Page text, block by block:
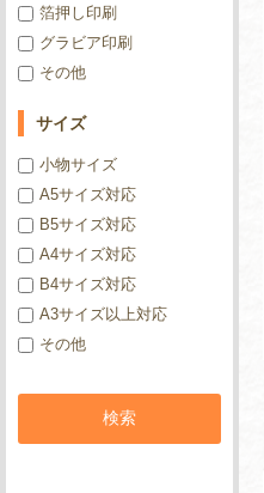
箔押し印刷
グラビア印刷
その他
サイズ
小物サイズ
A5サイズ対応
B5サイズ対応
A4サイズ対応
B4サイズ対応
A3サイズ以上対応
その他